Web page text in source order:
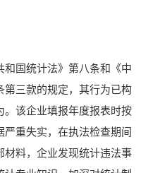
国统计法》第八条和《中
三款的规定，其行为已构
。该企业填报年度报表时按
重失实，在执法检查期间
材料，企业发现统计违法事